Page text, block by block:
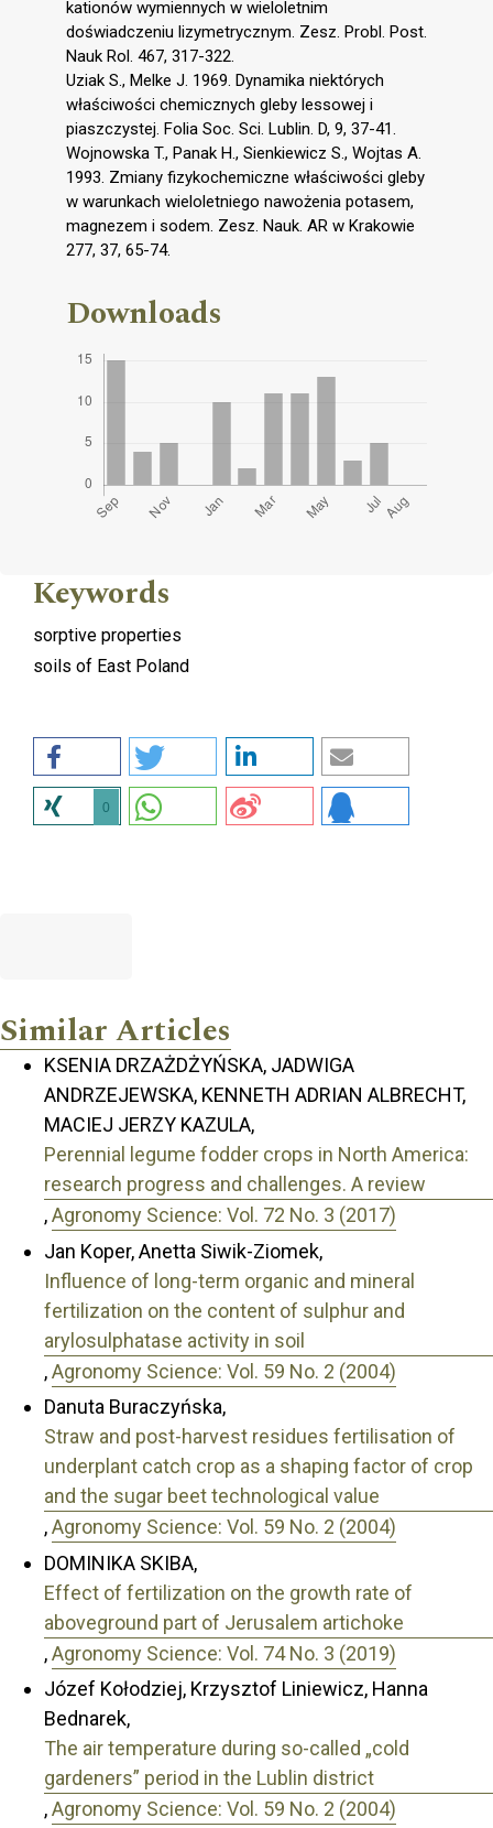
kationów wymiennych w wieloletnim
doświadczeniu lizymetrycznym. Zesz. Probl. Post.
Nauk Rol. 467, 317-322.
Uziak S., Melke J. 1969. Dynamika niektórych
właściwości chemicznych gleby lessowej i
piaszczystej. Folia Soc. Sci. Lublin. D, 9, 37-41.
Wojnowska T., Panak H., Sienkiewicz S., Wojtas A.
1993. Zmiany fizykochemiczne właściwości gleby
w warunkach wieloletniego nawożenia potasem,
magnezem i sodem. Zesz. Nauk. AR w Krakowie
277, 37, 65-74.
Downloads
Keywords
sorptive properties
soils of East Poland
0
Similar Articles
KSENIA DRZAŻDŻYŃSKA, JADWIGA
ANDRZEJEWSKA, KENNETH ADRIAN ALBRECHT,
MACIEJ JERZY KAZULA,
Perennial legume fodder crops in North America:
research progress and challenges. A review
,Agronomy Science: Vol. 72 No. 3 (2017)
Jan Koper, Anetta Siwik-Ziomek,
Influence of long-term organic and mineral
fertilization on the content of sulphur and
arylosulphatase activity in soil
,Agronomy Science: Vol. 59 No. 2 (2004)
Danuta Buraczyńska,
Straw and post-harvest residues fertilisation of
underplant catch crop as a shaping factor of crop
and the sugar beet technological value
,Agronomy Science: Vol. 59 No. 2 (2004)
DOMINIKA SKIBA,
Effect of fertilization on the growth rate of
aboveground part of Jerusalem artichoke
,Agronomy Science: Vol. 74 No. 3 (2019)
Józef Kołodziej, Krzysztof Liniewicz, Hanna
Bednarek,
The air temperature during so-called „cold
gardeners” period in the Lublin district
,Agronomy Science: Vol. 59 No. 2 (2004)